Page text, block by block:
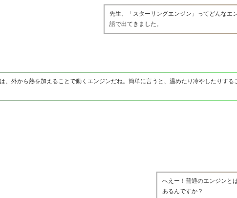
先生、「スターリングエンジン」ってどんなエ
語で出てきました。
、外から熱を加えることで動くエンジンだね。簡単に言うと、温めたり冷やしたりす
へえー！普通のエンジンと
あるんですか？